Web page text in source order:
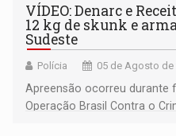
VÍDEO: Denarc e
12 kg de skunk e
Sudeste
Polícia 05 de Agosto de
Apreensão ocorreu durante
Operação Brasil Contra o